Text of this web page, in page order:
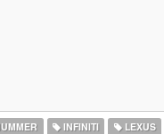
INFINITI LEXUS